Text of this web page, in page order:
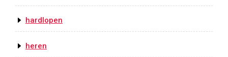
hardlopen
heren